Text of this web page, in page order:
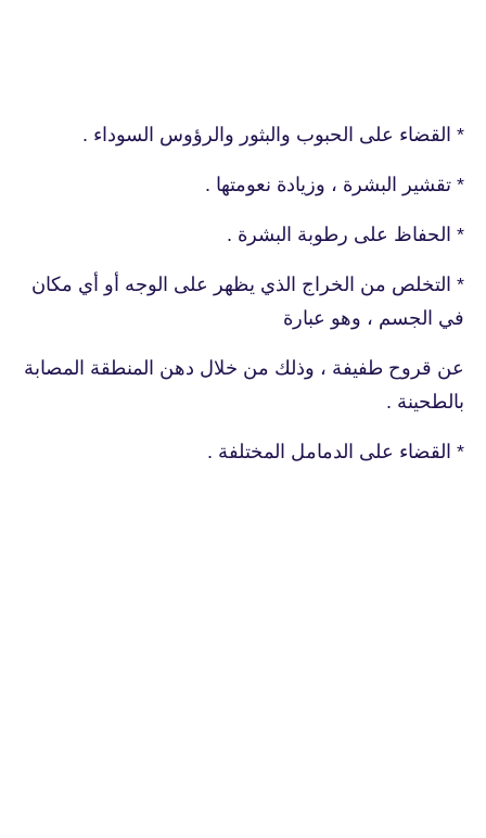
* القضاء على الحبوب والبثور والرؤوس السوداء .
* تقشير البشرة ، وزيادة نعومتها .
* الحفاظ على رطوبة البشرة .
* التخلص من الخراج الذي يظهر على الوجه أو أي مكان
في الجسم ، وهو عبارة
عن قروح طفيفة ، وذلك من خلال دهن المنطقة المصابة
بالطحينة .
* القضاء على الدمامل المختلفة .